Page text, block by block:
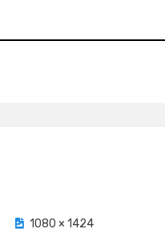
1080 × 1424